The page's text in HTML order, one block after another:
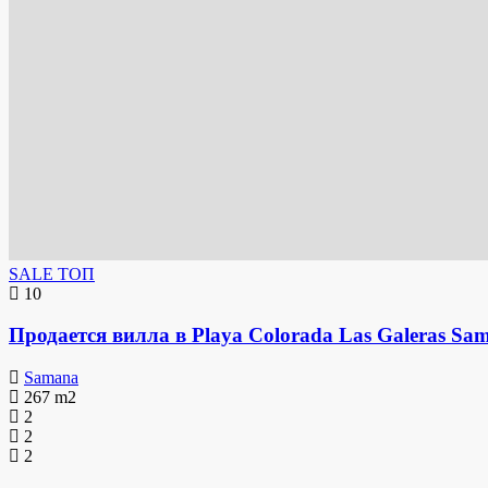
SALE ТОП
10
Продается вилла в Playa Colorada Las Galeras
Samana
267 m2
2
2
2